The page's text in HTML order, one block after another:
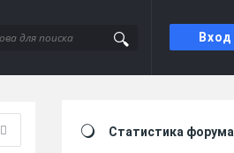
Вход
Статистика форума